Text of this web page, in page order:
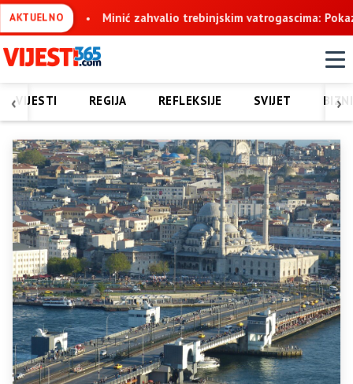
AKTUELNOMinić zahvalio trebinjskim vatrogascima: Pokazali ste
‹ ›
VIJESTI REGIJA REFLEKSIJE SVIJET